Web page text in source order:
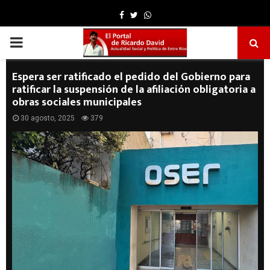
Facebook
TwitterWhatsapp
PRIMARY
MENU
Espera ser ratificado el pedido del Gobierno para
ratificar la suspensión de la afiliación obligatoria a
obras sociales municipales
30 agosto, 2025 379